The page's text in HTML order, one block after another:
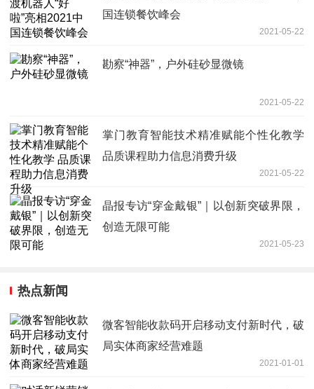
国连锁餐饮峰会
2021-05-22
勘察“神器”，户外硅砂显微镜
2021-05-22
掌门教育智能技术精准赋能个性化教学
品质课程助力信息消费升级
2021-05-22
晶报专访“穿金戴银”｜以创新突破界限，
创造无限可能
2021-05-23
热点新闻
微客智能收款码开启移动支付新时代，破
局实体商家经营难题
2021-01-01